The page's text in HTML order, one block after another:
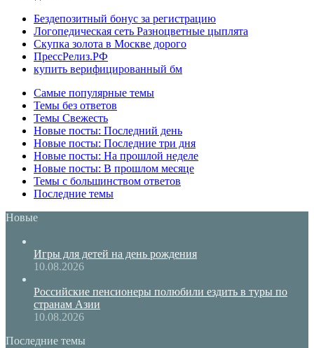
Бездепозитный бонус за регистрацию
Логопедическая сеть Разноцветные цыплята
Скупка золота в Москве дорого
ПрессРелиз.РФ
купить верифицированный бм
Самые популярные темы
Темы без ответов
Темы Свежесть
Новые посты: Последний день
Новые посты: Последние три дня
Новые посты: На прошлой неделе
Новые посты: В прошлом месяце
Темы с большинством ответов
Последние темы
Новые
Игры для детей на день рождения
10.08.2026
Российские пенсионеры полюбили ездить в туры по
странам Азии
10.08.2026
Последние темы